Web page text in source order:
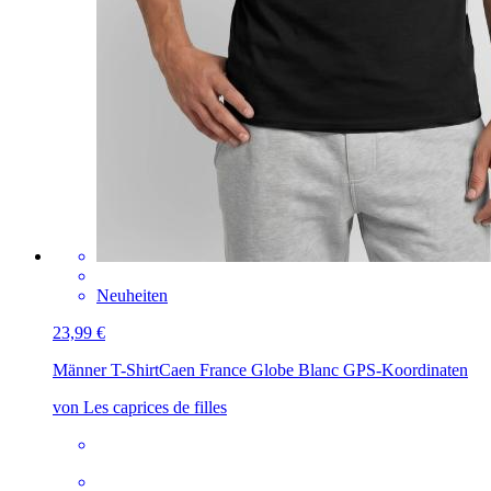
Neuheiten
23,99 €
Männer T-ShirtCaen France Globe Blanc GPS-Koordinaten
von Les caprices de filles